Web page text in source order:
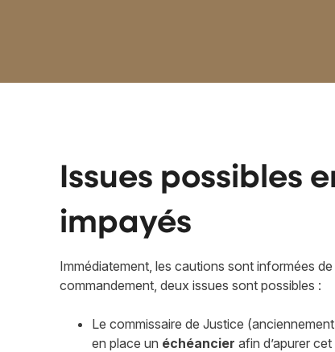
Issues possibles
impayés
Immédiatement, les cautions sont informées
commandement, deux issues sont possibles :
Le commissaire de Justice (anciennement
en place un échéancier afin d’apurer